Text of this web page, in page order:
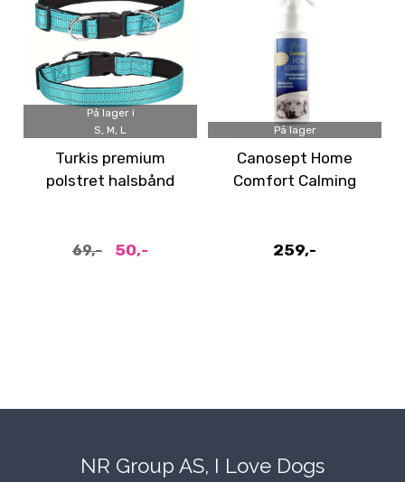
På lager i
S, M, L
Turkis premium
polstret halsbånd
69,- 50,-
På lager
Canosept Home
Comfort Calming
259,-
NR Group AS, I Love Dogs